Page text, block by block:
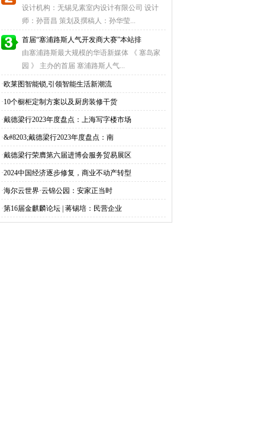
设计机构：无锡见素室内设计有限公司 设计
师：孙晋昌 策划及撰稿人：孙华莹...
首届“塞浦路斯人气开发商大赛”本站排
由塞浦路斯最大规模的华语新媒体 《 塞岛家
园 》 主办的首届 塞浦路斯人气...
·欧莱图智能锁,引领智能生活新潮流
·10个橱柜定制方案以及厨房装修干货
·戴德梁行2023年度盘点：上海写字楼市场
·&#8203;戴德梁行2023年度盘点：南
·戴德梁行荣膺第六届进博会服务贸易展区
·2024中国经济逐步修复，商业不动产转型
·海尔云世界·云锦公园：安家正当时
·第16届金麒麟论坛 | 蒋锡培：民营企业